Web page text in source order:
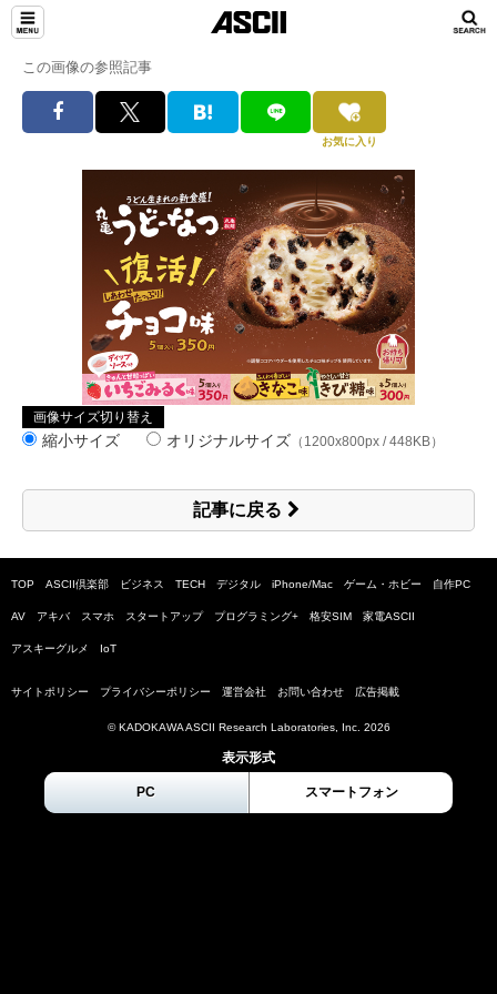
この画像の参照記事
お気に入り
画像サイズ切り替え
縮小サイズ オリジナルサイズ （1200x800px / 448KB）
記事に戻る
TOP ASCII倶楽部 ビジネス TECH デジタル iPhone/Mac ゲーム・ホビー 自作PC
AV アキバ スマホ スタートアップ プログラミング+ 格安SIM 家電ASCII
アスキーグルメ IoT
サイトポリシー プライバシーポリシー 運営会社 お問い合わせ 広告掲載
© KADOKAWA ASCII Research Laboratories, Inc. 2026
表示形式
PC スマートフォン